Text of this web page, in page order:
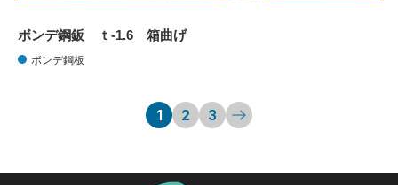
ボンデ鋼鈑 ｔ-1.6 箱曲げ
ボンデ鋼板
1 2 3